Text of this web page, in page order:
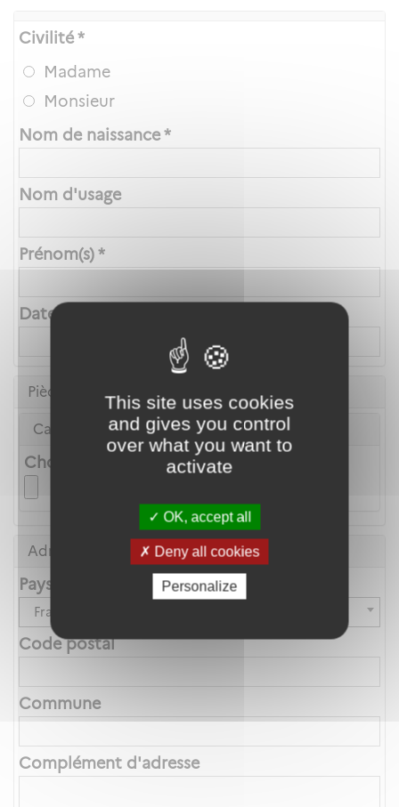
This site uses cookies
and gives you control
over what you want to
activate
OK, accept all
Deny all cookies
Personalize
Civilité *
Madame
Monsieur
Nom de naissance *
Nom d'usage
Prénom(s) *
Date de naissance *
Pièce d'identité
Carte Nationale d'Identité ou Passeport *
Choix du fichier
Adresse principale
Pays
France
Code postal
Commune
Complément d'adresse